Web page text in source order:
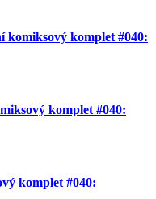
komiksový komplet #040:
komplet #040:
komplet #040: